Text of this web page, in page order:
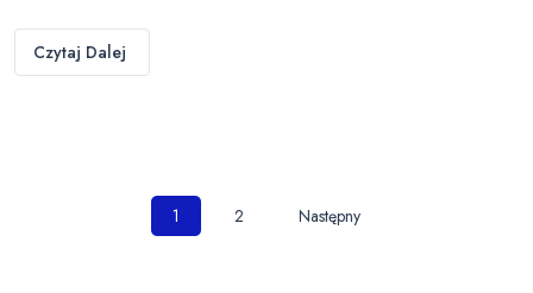
Czytaj Dalej
Nawigacja
1 2 Następny